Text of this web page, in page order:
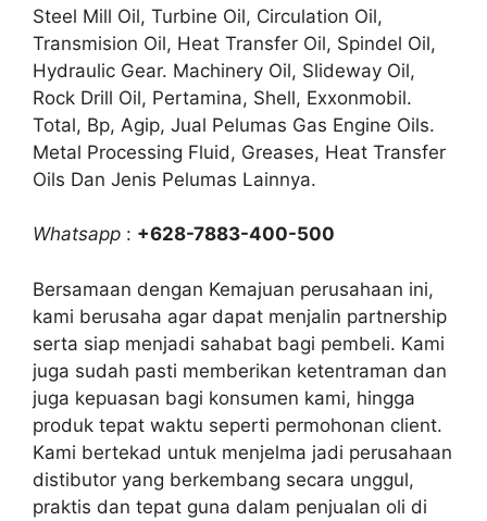
Steel Mill Oil, Turbine Oil, Circulation Oil,
Transmision Oil, Heat Transfer Oil, Spindel Oil,
Hydraulic Gear. Machinery Oil, Slideway Oil,
Rock Drill Oil, Pertamina, Shell, Exxonmobil.
Total, Bp, Agip, Jual Pelumas Gas Engine Oils.
Metal Processing Fluid, Greases, Heat Transfer
Oils Dan Jenis Pelumas Lainnya.
Whatsapp : +628-7883-400-500
Bersamaan dengan Kemajuan perusahaan ini,
kami berusaha agar dapat menjalin partnership
serta siap menjadi sahabat bagi pembeli. Kami
juga sudah pasti memberikan ketentraman dan
juga kepuasan bagi konsumen kami, hingga
produk tepat waktu seperti permohonan client.
Kami bertekad untuk menjelma jadi perusahaan
distibutor yang berkembang secara unggul,
praktis dan tepat guna dalam penjualan oli di